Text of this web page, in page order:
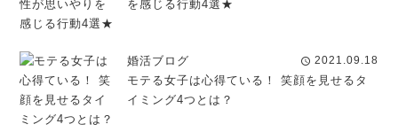
を感じる行動4選★
婚活ブログ
モテる女子は心得ている！ 笑顔を見せるタ
イミング4つとは？
schedule 2021.09.18